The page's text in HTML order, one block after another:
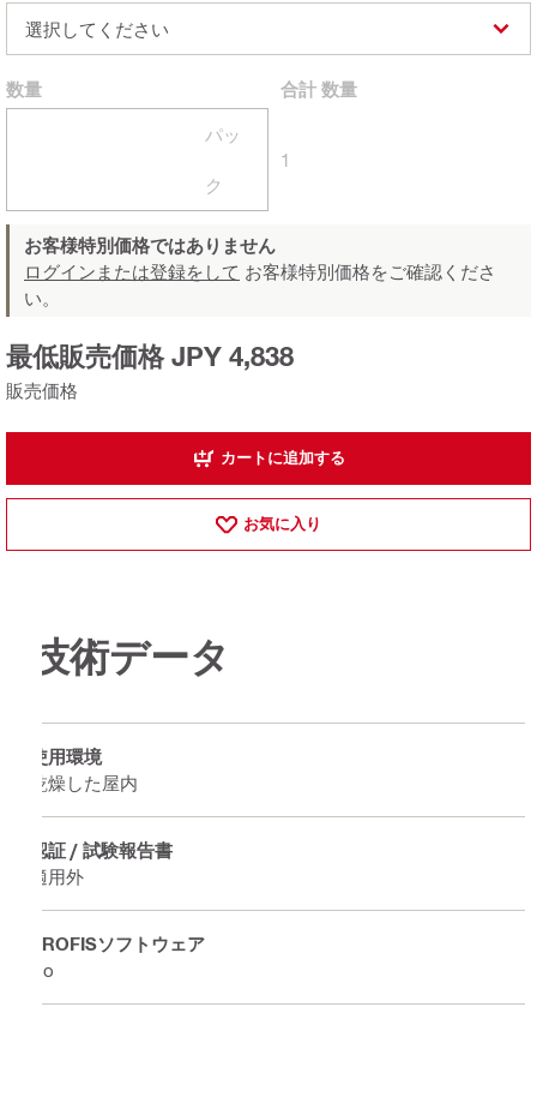
選択してください
数量
パッ
ク
合計 数量
1
お客様特別価格ではありません
ログインまたは登録をして お客様特別価格をご確認くださ
い。
販売価格
最低販売価格 JPY 4,838
カートに追加する
お気に入り
技術データ
使用環境
乾燥した屋内
認証 / 試験報告書
適用外
PROFISソフトウェア
No